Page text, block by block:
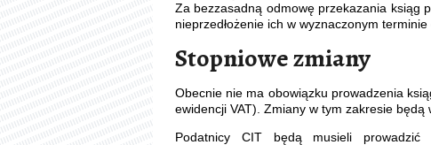
Za bezzasadną odmowę przekazania ksiąg
nieprzedłożenie ich w wyznaczonym
Stopniowe zmiany
Obecnie nie ma obowiązku prowadzenia
ewidencji VAT). Zmiany w tym zakresie będą
Podatnicy CIT będą musieli prowadzić